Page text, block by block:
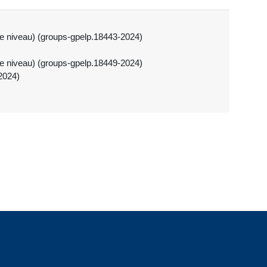
niveau) (groups-gpelp.18443-2024)
niveau) (groups-gpelp.18449-2024)